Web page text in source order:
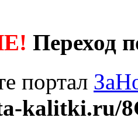
Переход
портал
kalitki.ru/